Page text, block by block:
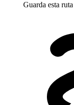
Guarda esta